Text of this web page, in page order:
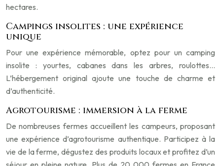
hectares.
Campings insolites : une expérience
unique
Pour une expérience mémorable, optez pour un camping
insolite : yourtes, cabanes dans les arbres, roulottes…
L’hébergement original ajoute une touche de charme et
d’authenticité.
Agrotourisme : immersion à la ferme
De nombreuses fermes accueillent les campeurs, proposant
une expérience d’agrotourisme authentique. Participez à la
vie de la ferme, dégustez des produits locaux et profitez d’un